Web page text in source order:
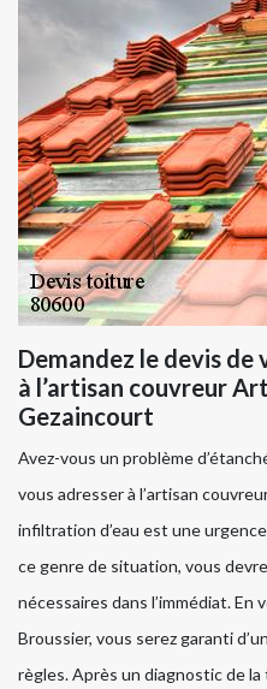
Demandez le devis
à l’artisan couvreur
Gezaincourt
Avez-vous un problème
vous adresser à l’artisan
infiltration d’eau est une
ce genre de situation, vous
nécessaires dans l’immédiat. En
Broussier, vous serez garanti
règles. Après un diagnostic de